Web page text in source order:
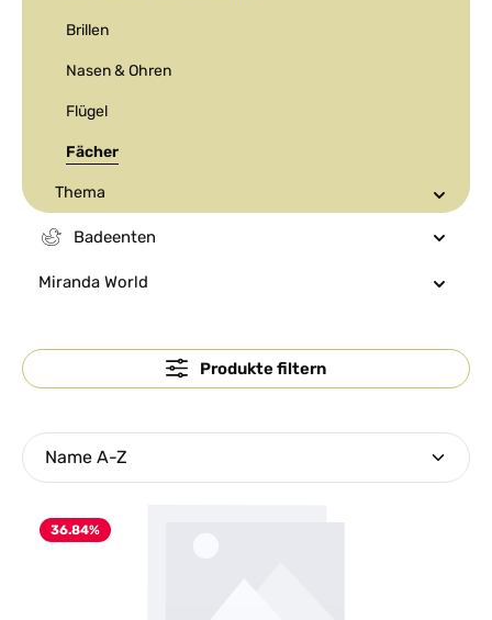
Brillen
Nasen & Ohren
Flügel
Fächer
Thema
Badeenten
Miranda World
Produkte filtern
36.84%